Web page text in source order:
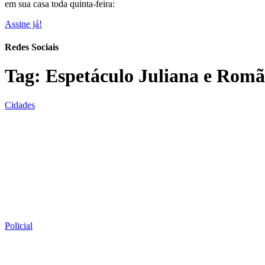
em sua casa toda quinta-feira:
Assine já!
Redes Sociais
Tag: Espetáculo Juliana e
Cidades
Policial